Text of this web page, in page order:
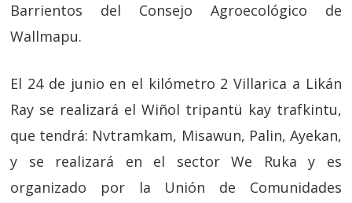
Barrientos del Consejo Agroecológico de
Wallmapu.
El 24 de junio en el kilómetro 2 Villarica a Likán
Ray se realizará el Wiñol tripantü kay trafkintu,
que tendrá: Nvtramkam, Misawun, Palin, Ayekan,
y se realizará en el sector We Ruka y es
organizado por la Unión de Comunidades